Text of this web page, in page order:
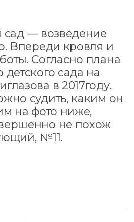
сад — возведение
Впереди кровля и
Согласно плана
сада на
в 2017году.
судить, каким он
на фото ниже,
не похож
№11.